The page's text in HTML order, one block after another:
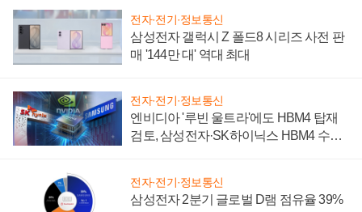
전자·전기·정보통신
삼성전자 갤럭시 Z 폴드8 시리즈 사전 판
매 '144만 대' 역대 최대
전자·전기·정보통신
엔비디아 '루빈 울트라'에도 HBM4 탑재
검토, 삼성전자·SK하이닉스 HBM4 수율
전자·전기·정보통신
삼성전자 2분기 글로벌 D램 점유율 39%